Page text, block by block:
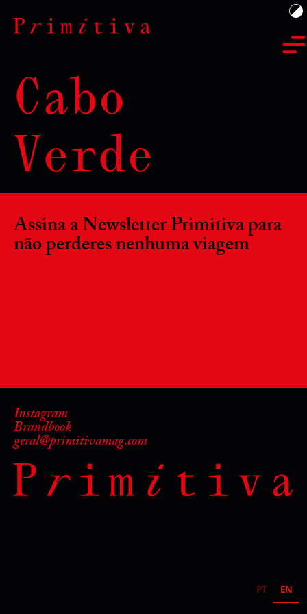
Cabo
Verde
Assina a Newsletter Primitiva para
não perderes nenhuma viagem
Instagram
Brandbook
geral@primitivamag.com
PT EN